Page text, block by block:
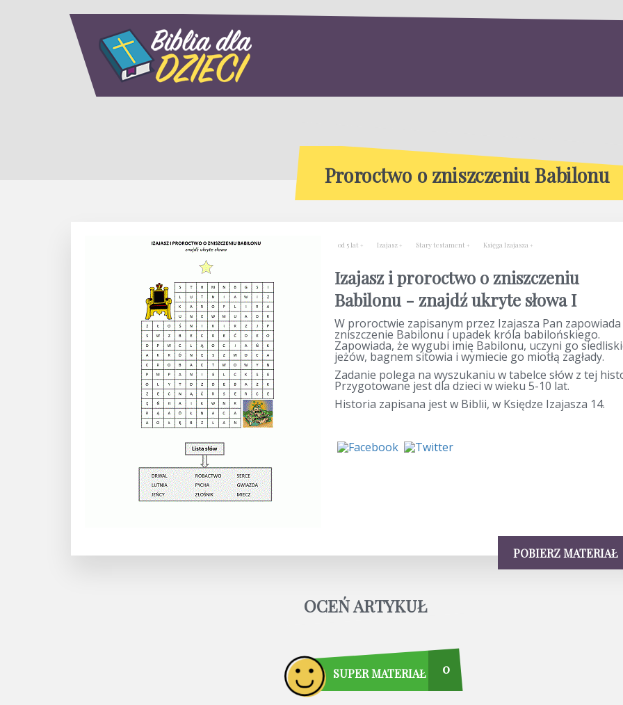
Proroctwo o zniszczeniu Babilonu
od 5 lat Izajasz Stary testament Księga Izajasza
Izajasz i proroctwo o zniszczeniu
Babilonu - znajdź ukryte słowa I
W proroctwie zapisanym przez Izajasza Pan zapowiada
zniszczenie Babilonu i upadek króla babilońskiego.
Zapowiada, że wygubi imię Babilonu, uczyni go
jeżów, bagnem sitowia i wymiecie go miotłą zagłady.
Zadanie polega na wyszukaniu w tabelce słów z tej
Przygotowane jest dla dzieci w wieku 5-10 lat.
Historia zapisana jest w Biblii, w Księdze Izajasza 14.
POBIERZ MATERIAŁ
OCEŃ ARTYKUŁ
SUPER MATERIAŁ 0